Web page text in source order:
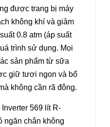
được trang bị máy
không khí và giảm
0.8 atm (áp suất
trình sử dụng. Mọi
sản phẩm từ sữa
giữ tươi ngon và bổ
không cần rã đông.